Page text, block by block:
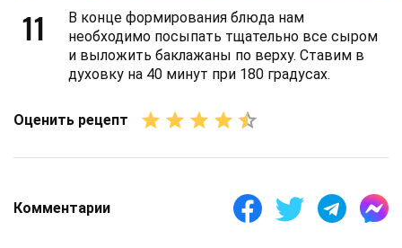
11
В конце формирования блюда нам
необходимо посыпать тщательно все сыром
и выложить баклажаны по верху. Ставим в
духовку на 40 минут при 180 градусах.
Оценить рецепт
Комментарии